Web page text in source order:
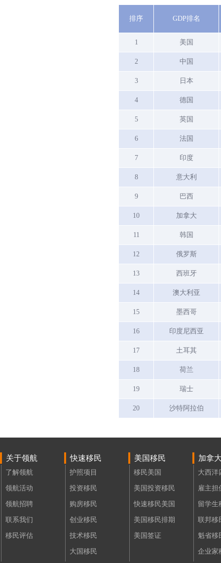
排序 GDP排名
1 美国
2 中国
3 日本
4 德国
5 英国
6 法国
7 印度
8 意大利
9 巴西
10 加拿大
11 韩国
12 俄罗斯
13 西班牙
14 澳大利亚
15 墨西哥
16 印度尼西亚
17 土耳其
18 荷兰
19 瑞士
20 沙特阿拉伯
关于领航
了解领航
领航活动
领航招聘
联系我们
移民评估
快速移民
护照项目
投资移民
购房移民
创业移民
技术移民
大国移民
美国移民
移民美国
美国投资移民
快速移民美国
美国移民排期
美国签证
加拿
大西洋
雇主担
留学生
联邦移
魁省移
企业家